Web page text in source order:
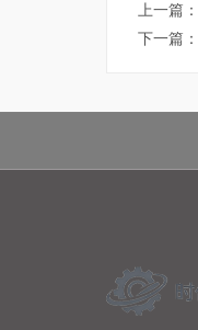
上一篇：
下一篇：